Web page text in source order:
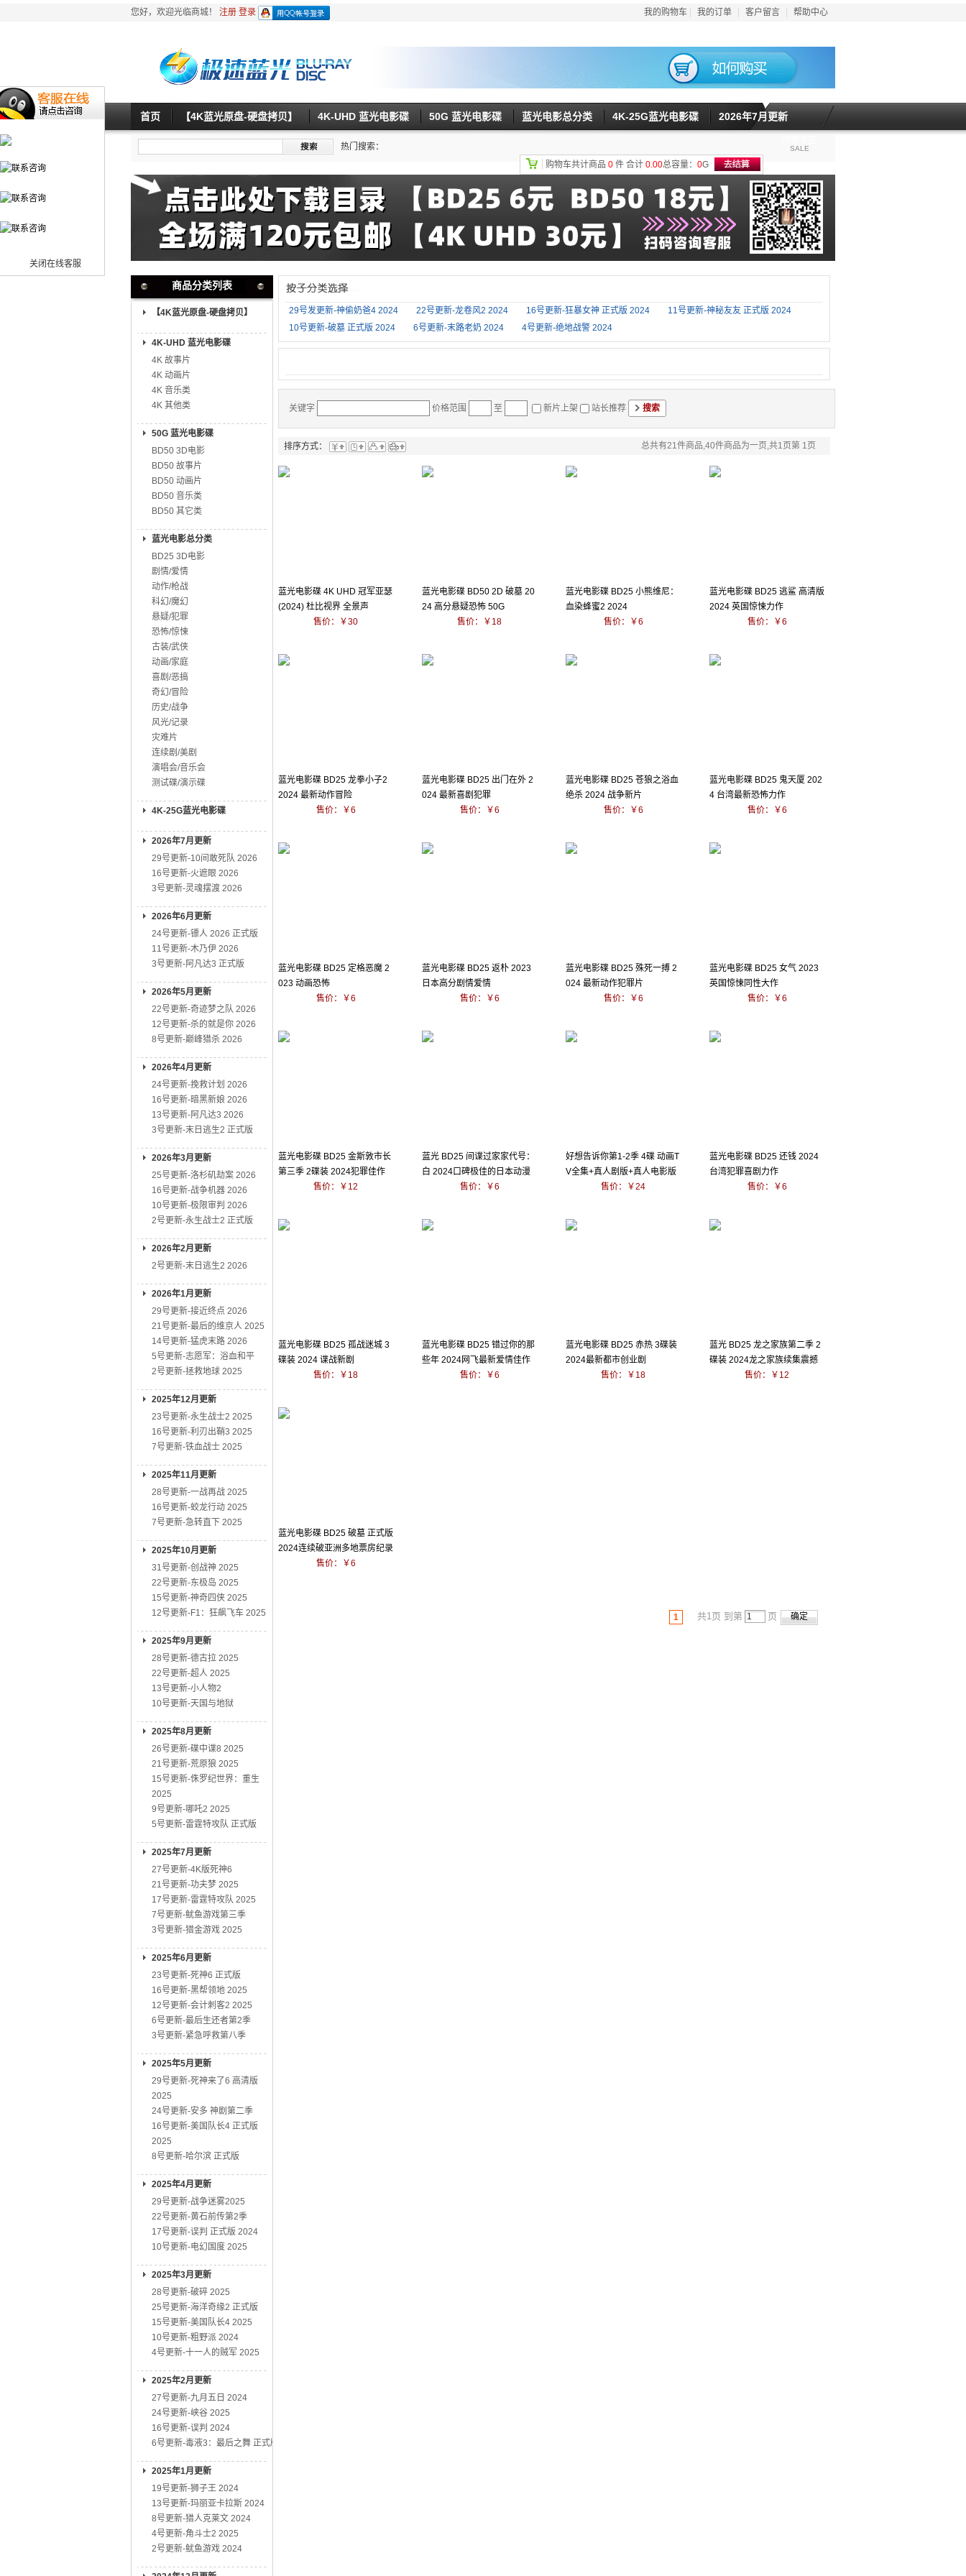
关闭在线客服
您好，欢迎光临商城！ 注册 登录 我的购物车 我的订单 客户留言 帮助中心
首页 【4K蓝光原盘-硬盘拷贝】 4K-UHD 蓝光电影碟 50G 蓝光电影碟 蓝光电影总分类 4K-25G蓝光电影碟 2026年7月更新
SALE
热门搜索：
购物车共计商品 0 件 合计 0.00总容量： 0G
商品分类列表
【4K蓝光原盘-硬盘拷贝】
4K-UHD 蓝光电影碟
4K 故事片
4K 动画片
4K 音乐类
4K 其他类
50G 蓝光电影碟
BD50 3D电影
BD50 故事片
BD50 动画片
BD50 音乐类
BD50 其它类
蓝光电影总分类
BD25 3D电影
剧情/爱情
动作/枪战
科幻/魔幻
悬疑/犯罪
恐怖/惊悚
古装/武侠
动画/家庭
喜剧/恶搞
奇幻/冒险
历史/战争
风光/记录
灾难片
连续剧/美剧
演唱会/音乐会
测试碟/演示碟
4K-25G蓝光电影碟
2026年7月更新
29号更新-10间敢死队 2026
16号更新-火遮眼 2026
3号更新-灵魂摆渡 2026
2026年6月更新
24号更新-镖人 2026 正式版
11号更新-木乃伊 2026
3号更新-阿凡达3 正式版
2026年5月更新
22号更新-奇迹梦之队 2026
12号更新-杀的就是你 2026
8号更新-巅峰猎杀 2026
2026年4月更新
24号更新-挽救计划 2026
16号更新-暗黑新娘 2026
13号更新-阿凡达3 2026
3号更新-末日逃生2 正式版
2026年3月更新
25号更新-洛杉矶劫案 2026
16号更新-战争机器 2026
10号更新-极限审判 2026
2号更新-永生战士2 正式版
2026年2月更新
2号更新-末日逃生2 2026
2026年1月更新
29号更新-接近终点 2026
21号更新-最后的维京人 2025
14号更新-猛虎末路 2026
5号更新-志愿军：浴血和平
2号更新-拯救地球 2025
2025年12月更新
23号更新-永生战士2 2025
16号更新-利刃出鞘3 2025
7号更新-铁血战士 2025
2025年11月更新
28号更新-一战再战 2025
16号更新-蛟龙行动 2025
7号更新-急转直下 2025
2025年10月更新
31号更新-创战神 2025
22号更新-东极岛 2025
15号更新-神奇四侠 2025
12号更新-F1：狂飙飞车 2025
2025年9月更新
28号更新-德古拉 2025
22号更新-超人 2025
13号更新-小人物2
10号更新-天国与地狱
2025年8月更新
26号更新-碟中谍8 2025
21号更新-荒原狼 2025
15号更新-侏罗纪世界：重生
2025
9号更新-哪吒2 2025
5号更新-雷霆特攻队 正式版
2025年7月更新
27号更新-4K版死神6
21号更新-功夫梦 2025
17号更新-雷霆特攻队 2025
7号更新-鱿鱼游戏第三季
3号更新-猎金游戏 2025
2025年6月更新
23号更新-死神6 正式版
16号更新-黑帮领地 2025
12号更新-会计刺客2 2025
6号更新-最后生还者第2季
3号更新-紧急呼救第八季
2025年5月更新
29号更新-死神来了6 高清版
2025
24号更新-安多 神剧第二季
16号更新-美国队长4 正式版
2025
8号更新-哈尔滨 正式版
2025年4月更新
29号更新-战争迷雾2025
22号更新-黄石前传第2季
17号更新-误判 正式版 2024
10号更新-电幻国度 2025
2025年3月更新
28号更新-破碎 2025
25号更新-海洋奇缘2 正式版
15号更新-美国队长4 2025
10号更新-粗野派 2024
4号更新-十一人的贼军 2025
2025年2月更新
27号更新-九月五日 2024
24号更新-峡谷 2025
16号更新-误判 2024
6号更新-毒液3：最后之舞 正式版
2025年1月更新
19号更新-狮子王 2024
13号更新-玛丽亚卡拉斯 2024
8号更新-猎人克莱文 2024
4号更新-角斗士2 2025
2号更新-鱿鱼游戏 2024
29号发更新-神偷奶爸4 2024 22号更新-龙卷风2 2024 16号更新-狂暴女神 正式版 2024
11号更新-神秘友友 正式版 2024
10号更新-破墓 正式版 2024
6号更新-末路老奶 2024 4号更新-绝地战警 2024
关键字 价格范围 至 新片上架 站长推荐
排序方式： 总共有21件商品,40件商品为一页,共1页第 1页
蓝光电影碟 4K UHD 冠军亚瑟
(2024) 杜比视界 全景声
售价：￥30
蓝光电影碟 BD50 2D 破墓 20
24 高分悬疑恐怖 50G
售价：￥18
蓝光电影碟 BD25 小熊维尼：
血染蜂蜜2 2024
售价：￥6
蓝光电影碟 BD25 逃鲨 高清版
2024 英国惊悚力作
售价：￥6
蓝光电影碟 BD25 龙拳小子2
2024 最新动作冒险
售价：￥6
蓝光电影碟 BD25 出门在外 2
024 最新喜剧犯罪
售价：￥6
蓝光电影碟 BD25 苍狼之浴血
绝杀 2024 战争新片
售价：￥6
蓝光电影碟 BD25 鬼天厦 202
4 台湾最新恐怖力作
售价：￥6
蓝光电影碟 BD25 定格恶魔 2
023 动画恐怖
售价：￥6
蓝光电影碟 BD25 返朴 2023
日本高分剧情爱情
售价：￥6
蓝光电影碟 BD25 殊死一搏 2
024 最新动作犯罪片
售价：￥6
蓝光电影碟 BD25 女气 2023
英国惊悚同性大作
售价：￥6
蓝光电影碟 BD25 金斯敦市长
第三季 2碟装 2024犯罪佳作
售价：￥12
蓝光 BD25 间谍过家家代号：
白 2024口碑极佳的日本动漫
售价：￥6
好想告诉你第1-2季 4碟 动画T
V全集+真人剧版+真人电影版
售价：￥24
蓝光电影碟 BD25 还钱 2024
台湾犯罪喜剧力作
售价：￥6
蓝光电影碟 BD25 孤战迷城 3
碟装 2024 谍战新剧
售价：￥18
蓝光电影碟 BD25 错过你的那
些年 2024网飞最新爱情佳作
售价：￥6
蓝光电影碟 BD25 赤热 3碟装
2024最新都市创业剧
售价：￥18
蓝光 BD25 龙之家族第二季 2
碟装 2024龙之家族续集震撼
售价：￥12
蓝光电影碟 BD25 破墓 正式版
2024连续破亚洲多地票房纪录
售价：￥6
1 共1页 到第 页